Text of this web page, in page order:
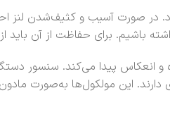
در صورت آسیب و کثیف‌شدن لنز
باشیم. برای حفاظت از آن باید
انعکاس پیدا می‌کند. سنسور
این مولکول‌ها به‌صورت